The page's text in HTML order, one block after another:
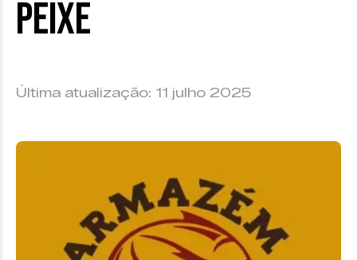
Peixe
Última atualização: 11 julho 2025